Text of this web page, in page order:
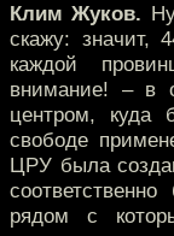
Клим Жуков.
скажу: значит,
каждой
внимание! – в
центром, куда
свободе
ЦРУ была
рядом с